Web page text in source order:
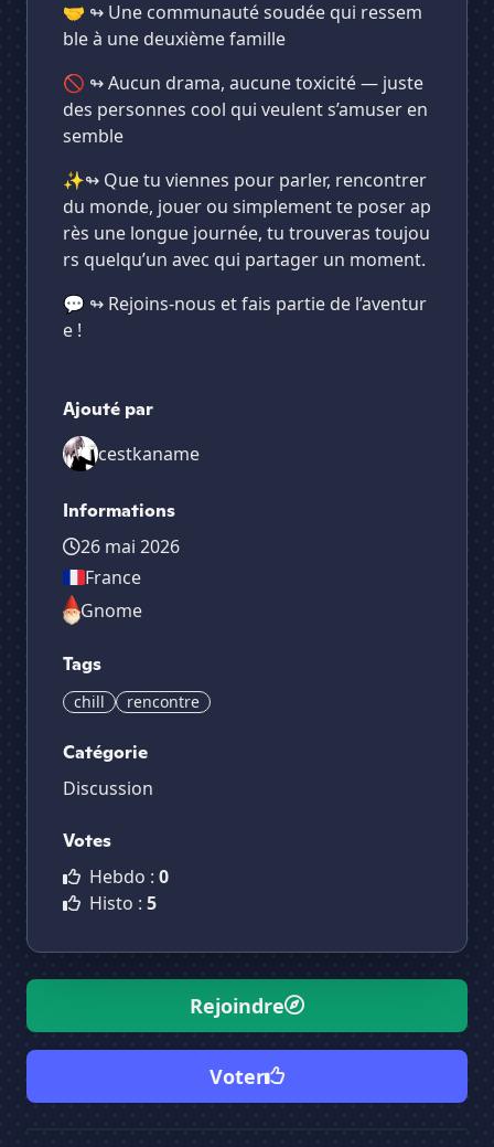
🤝 ↬ Une communauté soudée qui ressem
ble à une deuxième famille
🚫 ↬ Aucun drama, aucune toxicité — juste
des personnes cool qui veulent s’amuser en
semble
✨↬ Que tu viennes pour parler, rencontrer
du monde, jouer ou simplement te poser ap
rès une longue journée, tu trouveras toujou
rs quelqu’un avec qui partager un moment.
💬 ↬ Rejoins-nous et fais partie de l’aventur
e !
Ajouté par
cestkaname
Informations
26 mai 2026
France
Gnome
Tags
chill rencontre
Catégorie
Discussion
Votes
Hebdo : 0
Histo : 5
Rejoindre
Voter